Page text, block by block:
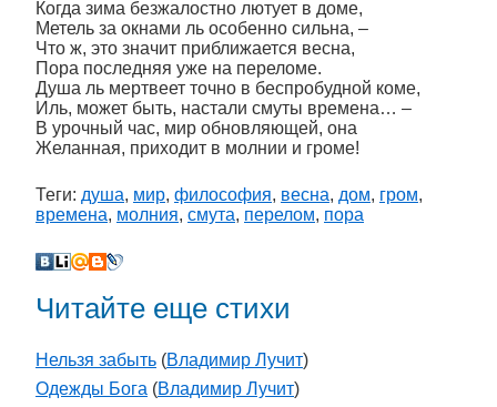
Когда зима безжалостно лютует в доме,
Метель за окнами ль особенно сильна, –
Что ж, это значит приближается весна,
Пора последняя уже на переломе.
Душа ль мертвеет точно в беспробудной коме,
Иль, может быть, настали смуты времена… –
В урочный час, мир обновляющей, она
Желанная, приходит в молнии и громе!
Теги: душа, мир, философия, весна, дом, гром,
времена, молния, смута, перелом, пора
Читайте еще стихи
Нельзя забыть (Владимир Лучит)
Одежды Бога (Владимир Лучит)